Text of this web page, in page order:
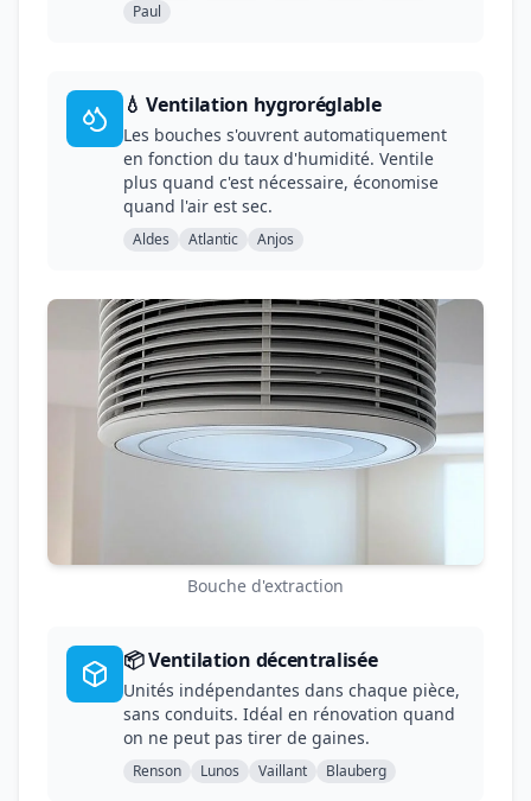
Paul
💧 Ventilation hygroréglable
Les bouches s'ouvrent automatiquement
en fonction du taux d'humidité. Ventile
plus quand c'est nécessaire, économise
quand l'air est sec.
Aldes Atlantic Anjos
Bouche d'extraction
📦 Ventilation décentralisée
Unités indépendantes dans chaque pièce,
sans conduits. Idéal en rénovation quand
on ne peut pas tirer de gaines.
Renson Lunos Vaillant Blauberg